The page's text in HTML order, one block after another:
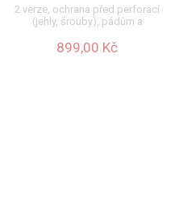
2 verze, ochrana před perforací
(jehly, šrouby), pádům a
899,00 Kč